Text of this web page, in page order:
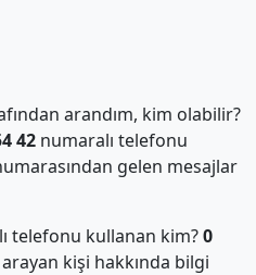
arandım, kim olabilir?
42numaralı telefonu
gelen mesajlar
telefonu kullanan kim?0
kişi hakkında bilgi